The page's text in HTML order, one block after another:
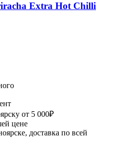
Extra Hot Chilli
от 5 000₽
цене
доставка по всей